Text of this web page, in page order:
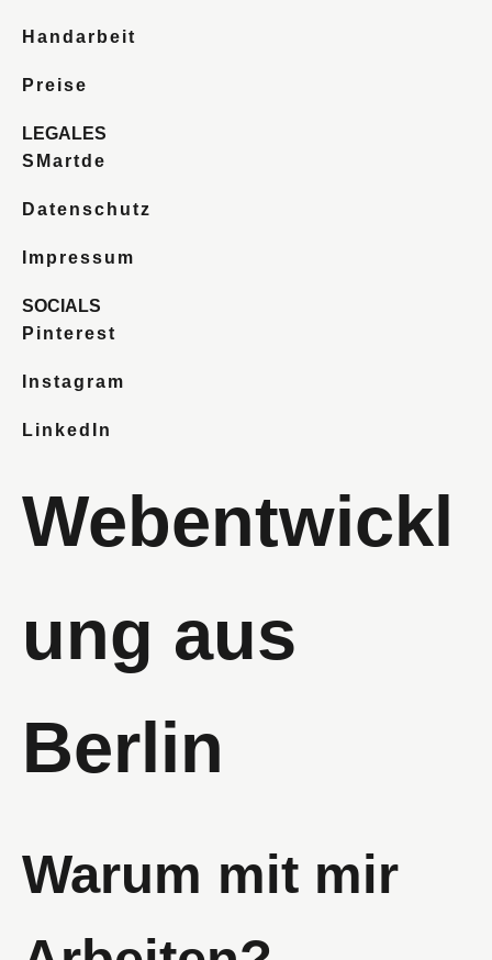
Handarbeit
Preise
LEGALES
SMartde
Datenschutz
Impressum
SOCIALS
Pinterest
Instagram
LinkedIn
Webentwickl
ung aus
Berlin
Warum mit mir